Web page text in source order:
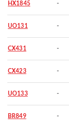
HX1845 -
UO131 -
CX431 -
CX423 -
UO133 -
BR849 -